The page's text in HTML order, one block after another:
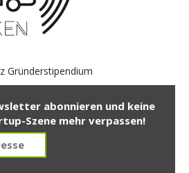
Gründerstipendium
abonnieren und keine
Szene mehr verpassen!